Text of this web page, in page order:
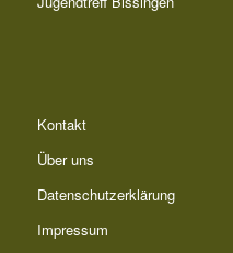
Kontakt
Über uns
Datenschutzerklärung
Impressum